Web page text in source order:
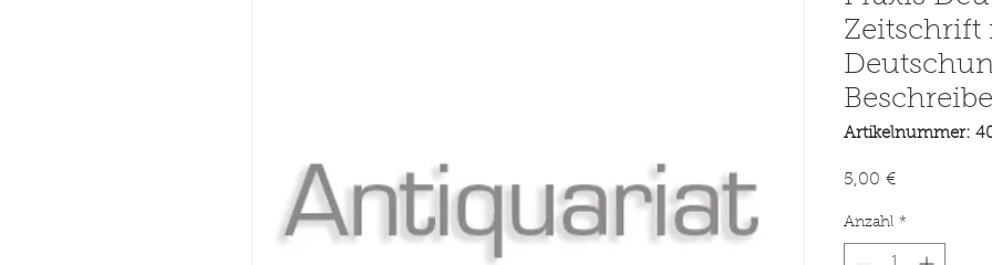
Zeitschrift
Artikelnummer:
5,00 €Preis
Anzahl *